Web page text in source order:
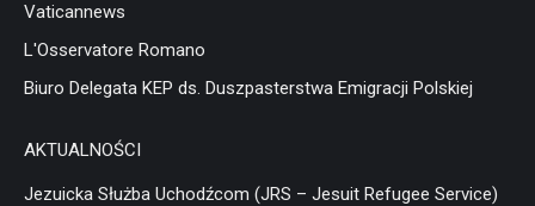
Vaticannews
L'Osservatore Romano
Biuro Delegata KEP ds. Duszpasterstwa Emigracji Polskiej
AKTUALNOŚCI
Jezuicka Służba Uchodźcom (JRS – Jesuit Refugee Service)